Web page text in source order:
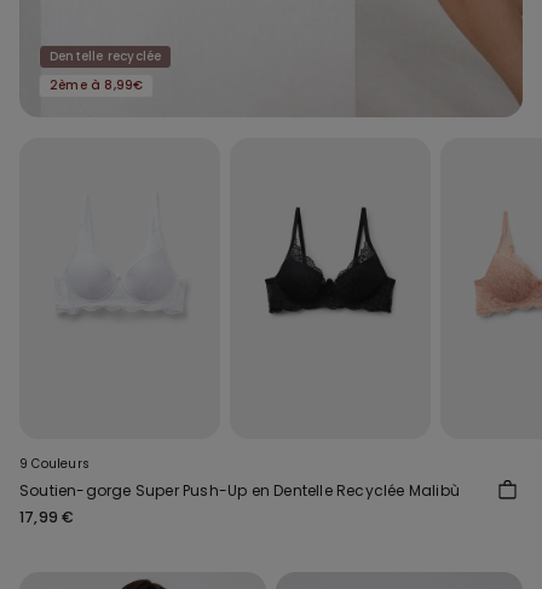
Dentelle recyclée
2ème à 8,99€
9 Couleurs
Soutien-gorge Super Push-Up en Dentelle Recyclée Malibù
17,99 €